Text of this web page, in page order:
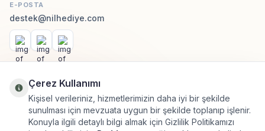
E-POSTA
destek@nilhediye.com
Facebook
InstagramWhatsApp
KATEGORILER
ÖNEMLI BILGILER
Çerez Kullanımı
Kişisel verileriniz, hizmetlerimizin daha iyi bir şekilde
sunulması için mevzuata uygun bir şekilde toplanıp işlenir.
Konuyla ilgili detaylı bilgi almak için Gizlilik Politikamızı